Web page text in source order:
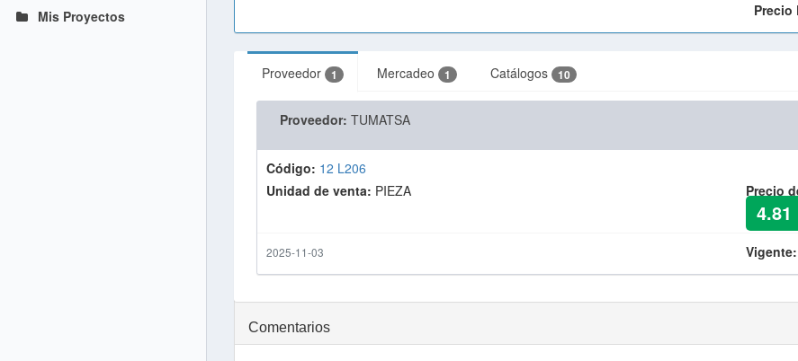
Mis Proyectos Precio
Proveedor 1 Mercadeo 1 Catálogos 10
Proveedor: TUMATSA
Código: 12 L206
Unidad de venta: PIEZA Precio
4.81
2025-11-03 Vigente:
Comentarios